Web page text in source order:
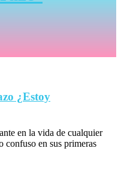
¿Estoy
en la vida de cualquier
confuso en sus primeras